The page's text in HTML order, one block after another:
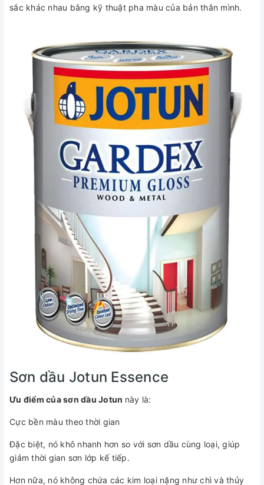
sắc khác nhau bằng kỹ thuật pha màu của bản thân mình.
Sơn dầu Jotun Essence
Ưu điểm của sơn dầu Jotun này là:
Cực bền màu theo thời gian
Đặc biệt, nó khô nhanh hơn so với sơn dầu cùng loại, giúp
giảm thời gian sơn lớp kế tiếp.
Hơn nữa, nó không chứa các kim loại nặng như chì và thủy